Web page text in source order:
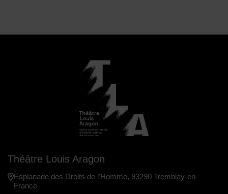
Théâtre Louis Aragon
Esplanade des Droits de l'Homme, 93290 Tremblay-en-
France